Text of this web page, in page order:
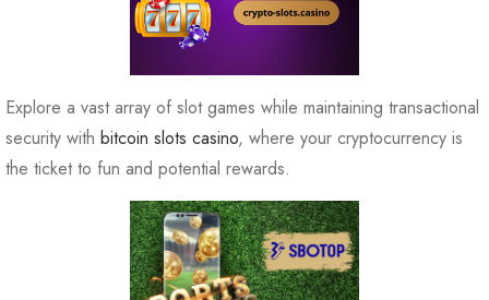
Explore a vast array of slot games while maintaining transactional
security with bitcoin slots casino, where your cryptocurrency is
the ticket to fun and potential rewards.